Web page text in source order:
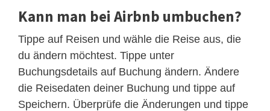
Kann man bei Airbnb umbuchen?
Tippe auf Reisen und wähle die Reise aus, die
du ändern möchtest. Tippe unter
Buchungsdetails auf Buchung ändern. Ändere
die Reisedaten deiner Buchung und tippe auf
Speichern. Überprüfe die Änderungen und tippe